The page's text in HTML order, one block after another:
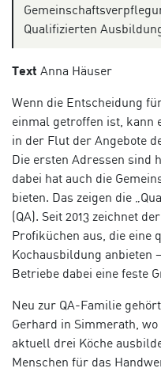
Qualifizierten
Text Anna Häuser
Wenn die Entscheidung
einmal getroffen ist, kann
in der Flut der Angebote
Die ersten Adressen sind
dabei hat auch die
bieten. Das zeigen die
(QA). Seit 2013 zeichnet
Profiküchen aus, die eine
Kochausbildung anbieten
Betriebe dabei eine feste
Neu zur QA-Familie
Gerhard in Simmerath,
aktuell drei Köche
Menschen für das